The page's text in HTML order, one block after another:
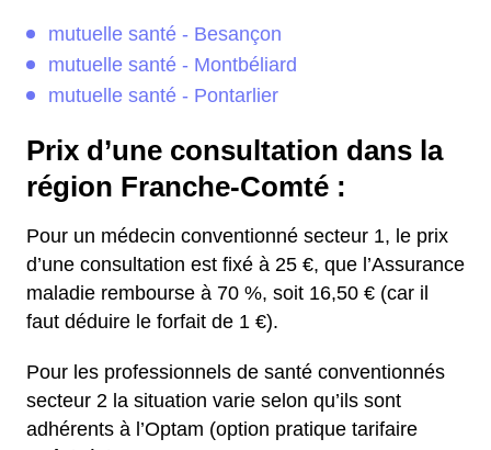
mutuelle santé - Besançon
mutuelle santé - Montbéliard
mutuelle santé - Pontarlier
Prix d’une consultation dans la
région Franche-Comté :
Pour un médecin conventionné secteur 1, le prix
d’une consultation est fixé à 25 €, que l’Assurance
maladie rembourse à 70 %, soit 16,50 € (car il
faut déduire le forfait de 1 €).
Pour les professionnels de santé conventionnés
secteur 2 la situation varie selon qu’ils sont
adhérents à l’Optam (option pratique tarifaire